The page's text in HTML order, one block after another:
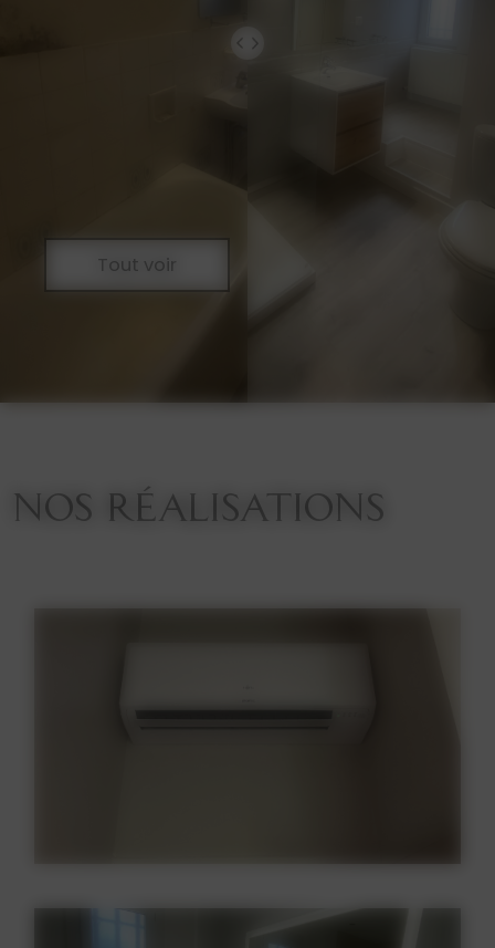
Tout voir
NOS RÉALISATIONS